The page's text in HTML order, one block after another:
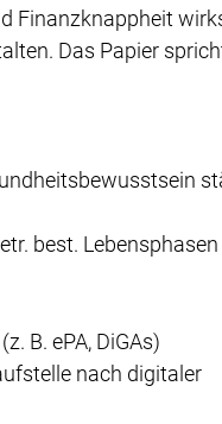
Finanzknappheit
Das Papier
best. Lebensphasen
B. ePA, DiGAs)
nach digitaler